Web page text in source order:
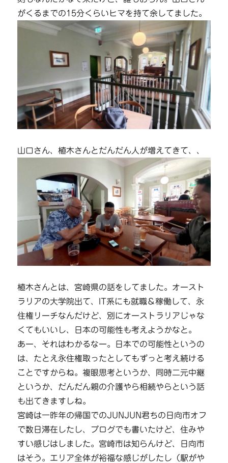
がくるまでの15分くらいヒマを持て余してました。
山口さん、植木さんとだんだん人が増えてきて、、
植木さんとは、宮崎県の話をしてました。オースト
ラリアの大学院出て、IT系にも就職＆稼働して、永
住権リーチなんだけど、別にオーストラリアじゃな
くてもいいし、日本の可能性も考えようかなと。
あー、それはわかるなー。日本での可能性というの
は、たとえ永住権取ったとしてもずっと考え続ける
ことですからね。複眼思考というか、同時二元中継
というか、だんだん親の介護やら相続やらという話
も出てきますしね。
宮崎は一昨年の帰国でのJUNJUN君ちの日向市オフ
で数日滞在したし、ブログでも書いたけど、住みや
すい感じはしました。宮崎市は知らんけど、日向市
はそう。エリア全体が裕福な感じがしたし（駅がや